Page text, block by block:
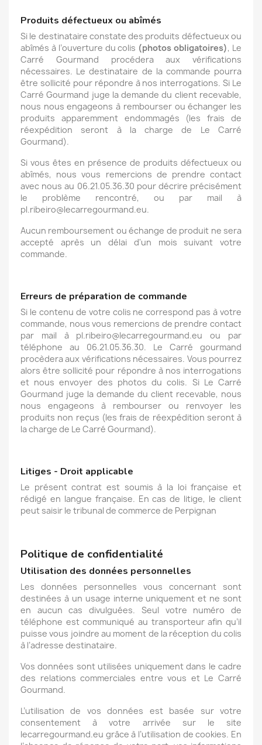
Produits défectueux ou abîmés
Si le destinataire constate des produits défectueux ou
abîmés à l’ouverture du colis (photos obligatoires), Le
Carré Gourmand procédera aux vérifications
nécessaires. Le destinataire de la commande pourra
être sollicité pour répondre à nos interrogations. Si Le
Carré Gourmand juge la demande du client recevable,
nous nous engageons à rembourser ou échanger les
produits apparemment endommagés (les frais de
réexpédition seront à la charge de Le Carré
Gourmand).
Si vous êtes en présence de produits défectueux ou
abîmés, nous vous remercions de prendre contact
avec nous au 06.21.05.36.30 pour décrire précisément
le problème rencontré, ou par mail à
pl.ribeiro@lecarregourmand.eu.
Aucun remboursement ou échange de produit ne sera
accepté après un délai d'un mois suivant votre
commande.
Erreurs de préparation de commande
Si le contenu de votre colis ne correspond pas à votre
commande, nous vous remercions de prendre contact
par mail à pl.ribeiro@lecarregourmand.eu ou par
téléphone au 06.21.05.36.30. Le Carré gourmand
procèdera aux vérifications nécessaires. Vous pourrez
alors être sollicité pour répondre à nos interrogations
et nous envoyer des photos du colis. Si Le Carré
Gourmand juge la demande du client recevable, nous
nous engageons à rembourser ou renvoyer les
produits non reçus (les frais de réexpédition seront à
la charge de Le Carré Gourmand).
Litiges - Droit applicable
Le présent contrat est soumis à la loi française et
rédigé en langue française. En cas de litige, le client
peut saisir le tribunal de commerce de Perpignan
Politique de confidentialité
Utilisation des données personnelles
Les données personnelles vous concernant sont
destinées à un usage interne uniquement et ne sont
en aucun cas divulguées. Seul votre numéro de
téléphone est communiqué au transporteur afin qu’il
puisse vous joindre au moment de la réception du colis
à l’adresse destinataire.
Vos données sont utilisées uniquement dans le cadre
des relations commerciales entre vous et Le Carré
Gourmand.
L’utilisation de vos données est basée sur votre
consentement à votre arrivée sur le site
lecarregourmand.eu grâce à l’utilisation de cookies. En